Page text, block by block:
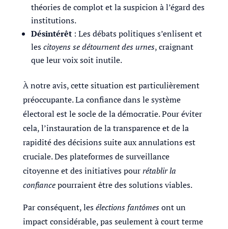
théories de complot et la suspicion à l’égard des
institutions.
Désintérêt: Les débats politiques s’enlisent et
lescitoyens se détournent des urnes, craignant
que leur voix soit inutile.
À notre avis, cette situation est particulièrement
préoccupante. La confiance dans le système
électoral est le socle de la démocratie. Pour éviter
cela, l’instauration de la transparence et de la
rapidité des décisions suite aux annulations est
cruciale. Des plateformes de surveillance
citoyenne et des initiatives pourrétablir la
confiancepourraient être des solutions viables.
Par conséquent, lesélections fantômesont un
impact considérable, pas seulement à court terme